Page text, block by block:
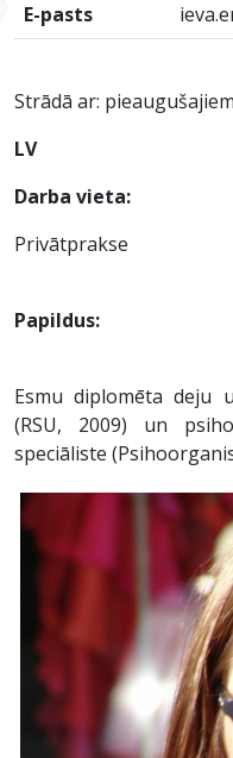
E-pasts
Strādā ar: pieaugušajiem
LV
Darba vieta:
Privātprakse
Papildus:
Esmu diplomēta deju
(RSU, 2009) un
speciāliste